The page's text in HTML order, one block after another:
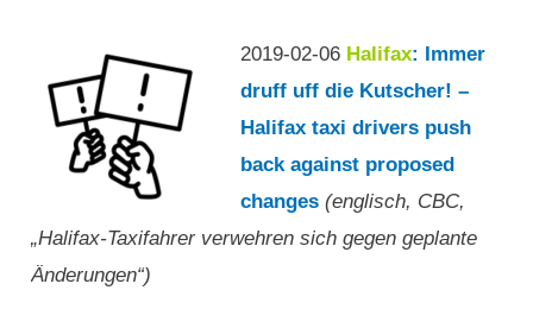
aufgrund
von
Fahrpreisumgehung,
der
Bericht
2019-02-06 Halifax: Immer
druff uff die Kutscher! –
Halifax taxi drivers push
back against proposed
changes (englisch, CBC,
„Halifax-Taxifahrer verwehren sich gegen geplante
Änderungen“)